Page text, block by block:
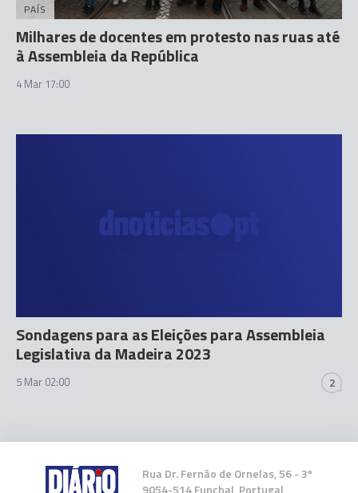
PAÍS
Milhares de docentes em protesto nas ruas até
à Assembleia da República
4 Mar 17:00
Sondagens para as Eleições para Assembleia
Legislativa da Madeira 2023
5 Mar 02:00 2
Rua Dr. Fernão de Ornelas, 56 - 3º
9054-514 Funchal, Portugal